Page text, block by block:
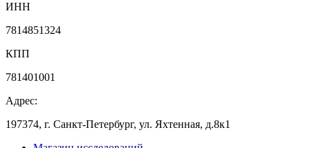
ИНН
7814851324
КПП
781401001
Адрес:
197374, г. Санкт-Петербург, ул. Яхтенная, д.8к1